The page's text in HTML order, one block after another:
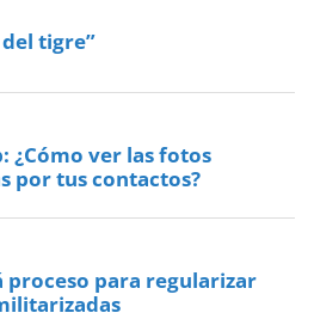
tigre”
¿Cómo ver las fotos
por tus contactos?
proceso para regularizar